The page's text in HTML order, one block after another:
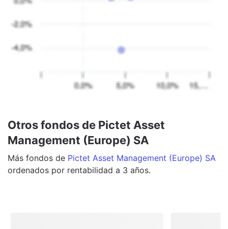
Otros fondos de Pictet Asset
Management (Europe) SA
Más fondos de Pictet Asset Management (Europe) SA
ordenados por rentabilidad a 3 años.